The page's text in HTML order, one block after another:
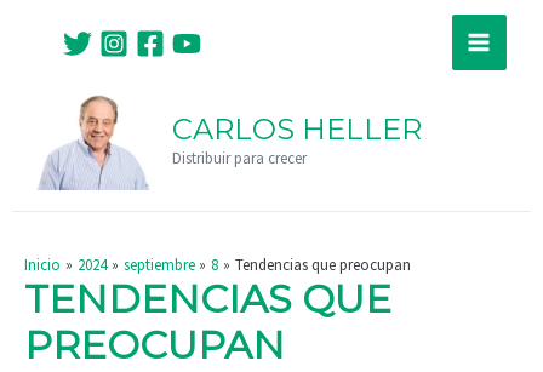
contenido
Main
CARLOS HELLER
Distribuir para crecer
Inicio 2024 septiembre 8 Tendencias que preocupan
TENDENCIAS QUE
PREOCUPAN
entradas